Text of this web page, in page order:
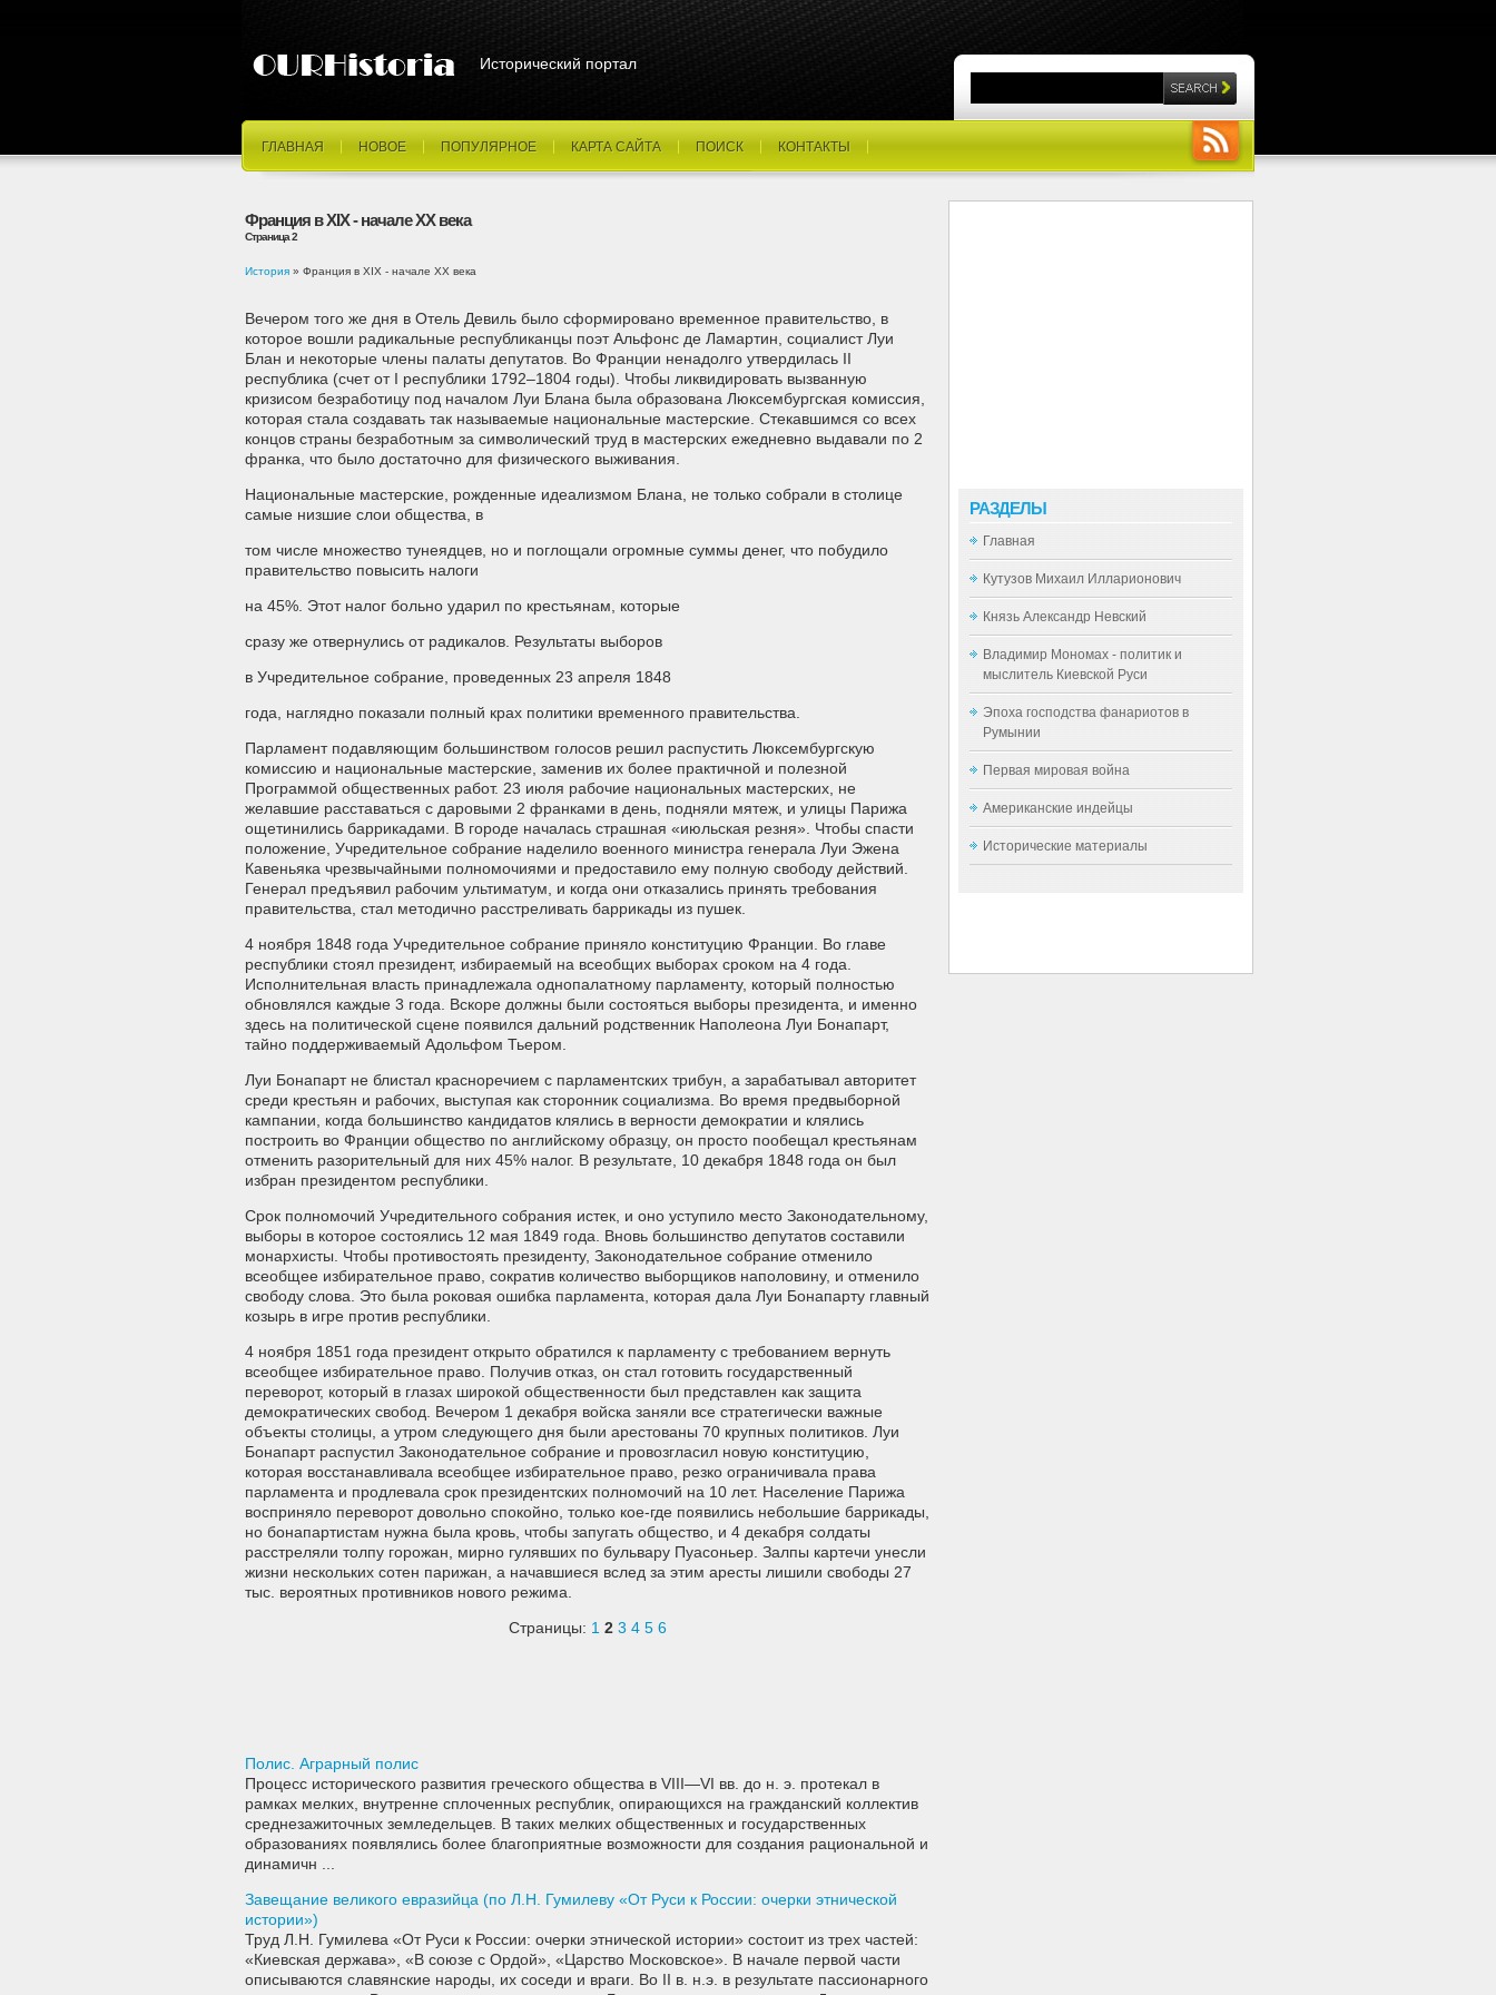
Исторический портал
ГЛАВНАЯ НОВОЕ ПОПУЛЯРНОЕ КАРТА САЙТА ПОИСК КОНТАКТЫ
Франция в XIX - начале XX века
Страница 2
История » Франция в XIX - начале XX века
Вечером того же дня в Отель Девиль было сформировано временное правительство, в
которое вошли радикальные республиканцы поэт Альфонс де Ламартин, социалист Луи
Блан и некоторые члены палаты депутатов. Во Франции ненадолго утвердилась II
республика (счет от I республики 1792–1804 годы). Чтобы ликвидировать вызванную
кризисом безработицу под началом Луи Блана была образована Люксембургская комиссия,
которая стала создавать так называемые национальные мастерские. Стекавшимся со всех
концов страны безработным за символический труд в мастерских ежедневно выдавали по 2
франка, что было достаточно для физического выживания.
Национальные мастерские, рожденные идеализмом Блана, не только собрали в столице
самые низшие слои общества, в
том числе множество тунеядцев, но и поглощали огромные суммы денег, что побудило
правительство повысить налоги
на 45%. Этот налог больно ударил по крестьянам, которые
сразу же отвернулись от радикалов. Результаты выборов
в Учредительное собрание, проведенных 23 апреля 1848
года, наглядно показали полный крах политики временного правительства.
Парламент подавляющим большинством голосов решил распустить Люксембургскую
комиссию и национальные мастерские, заменив их более практичной и полезной
Программой общественных работ. 23 июля рабочие национальных мастерских, не
желавшие расставаться с даровыми 2 франками в день, подняли мятеж, и улицы Парижа
ощетинились баррикадами. В городе началась страшная «июльская резня». Чтобы спасти
положение, Учредительное собрание наделило военного министра генерала Луи Эжена
Кавеньяка чрезвычайными полномочиями и предоставило ему полную свободу действий.
Генерал предъявил рабочим ультиматум, и когда они отказались принять требования
правительства, стал методично расстреливать баррикады из пушек.
4 ноября 1848 года Учредительное собрание приняло конституцию Франции. Во главе
республики стоял президент, избираемый на всеобщих выборах сроком на 4 года.
Исполнительная власть принадлежала однопалатному парламенту, который полностью
обновлялся каждые 3 года. Вскоре должны были состояться выборы президента, и именно
здесь на политической сцене появился дальний родственник Наполеона Луи Бонапарт,
тайно поддерживаемый Адольфом Тьером.
Луи Бонапарт не блистал красноречием с парламентских трибун, а зарабатывал авторитет
среди крестьян и рабочих, выступая как сторонник социализма. Во время предвыборной
кампании, когда большинство кандидатов клялись в верности демократии и клялись
построить во Франции общество по английскому образцу, он просто пообещал крестьянам
отменить разорительный для них 45% налог. В результате, 10 декабря 1848 года он был
избран президентом республики.
Срок полномочий Учредительного собрания истек, и оно уступило место Законодательному,
выборы в которое состоялись 12 мая 1849 года. Вновь большинство депутатов составили
монархисты. Чтобы противостоять президенту, Законодательное собрание отменило
всеобщее избирательное право, сократив количество выборщиков наполовину, и отменило
свободу слова. Это была роковая ошибка парламента, которая дала Луи Бонапарту главный
козырь в игре против республики.
4 ноября 1851 года президент открыто обратился к парламенту с требованием вернуть
всеобщее избирательное право. Получив отказ, он стал готовить государственный
переворот, который в глазах широкой общественности был представлен как защита
демократических свобод. Вечером 1 декабря войска заняли все стратегически важные
объекты столицы, а утром следующего дня были арестованы 70 крупных политиков. Луи
Бонапарт распустил Законодательное собрание и провозгласил новую конституцию,
которая восстанавливала всеобщее избирательное право, резко ограничивала права
парламента и продлевала срок президентских полномочий на 10 лет. Население Парижа
восприняло переворот довольно спокойно, только кое-где появились небольшие баррикады,
но бонапартистам нужна была кровь, чтобы запугать общество, и 4 декабря солдаты
расстреляли толпу горожан, мирно гулявших по бульвару Пуасоньер. Залпы картечи унесли
жизни нескольких сотен парижан, а начавшиеся вслед за этим аресты лишили свободы 27
тыс. вероятных противников нового режима.
Страницы: 1 2 3 4 5 6
Полис. Аграрный полис
Процесс исторического развития греческого общества в VIII—VI вв. до н. э. протекал в
рамках мелких, внутренне сплоченных республик, опирающихся на гражданский коллектив
среднезажиточных земледельцев. В таких мелких общественных и государственных
образованиях появлялись более благоприятные возможности для создания рациональной и
динамичн ...
Завещание великого евразийца (по Л.Н. Гумилеву «От Руси к России: очерки этнической
истории»)
Труд Л.Н. Гумилева «От Руси к России: очерки этнической истории» состоит из трех частей:
«Киевская держава», «В союзе с Ордой», «Царство Московское». В начале первой части
описываются славянские народы, их соседи и враги. Во II в. н.э. в результате пассионарного
РАЗДЕЛЫ
Главная
Кутузов Михаил Илларионович
Князь Александр Невский
Владимир Мономах - политик и
мыслитель Киевской Руси
Эпоха господства фанариотов в
Румынии
Первая мировая война
Американские индейцы
Исторические материалы